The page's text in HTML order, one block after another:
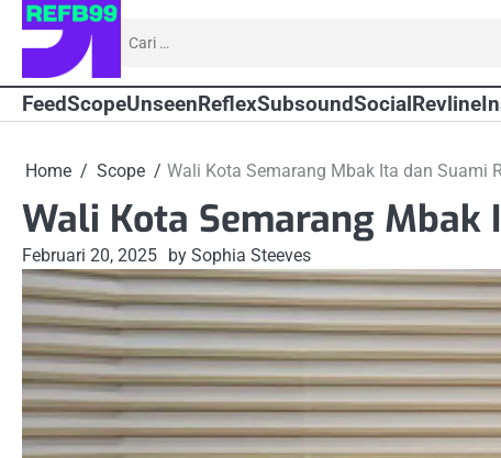
Skip
Cari
FeedScopeUnseenReflexSubsoundSocialRevline
Home Scope Wali Kota Semarang Mbak Ita dan Suami
Wali Kota Semarang Mbak
Februari 20, 2025 by Sophia Steeves